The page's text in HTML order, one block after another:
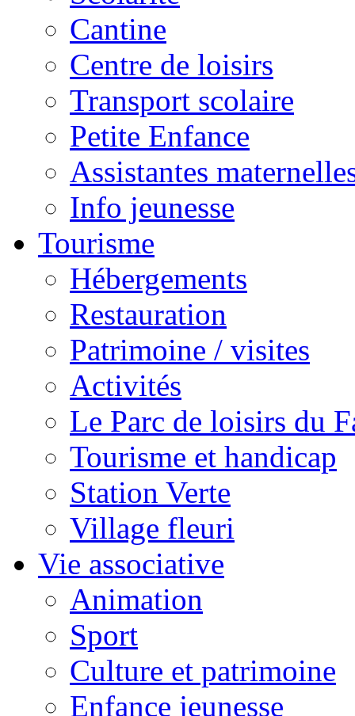
Cantine
Centre de loisirs
Transport scolaire
Petite Enfance
Assistantes
Info jeunesse
Tourisme
Hébergements
Restauration
Patrimoine / visites
Activités
Le Parc de loisirs du
Tourisme et handicap
Station Verte
Village fleuri
Vie associative
Animation
Sport
Culture et patrimoine
Enfance jeunesse